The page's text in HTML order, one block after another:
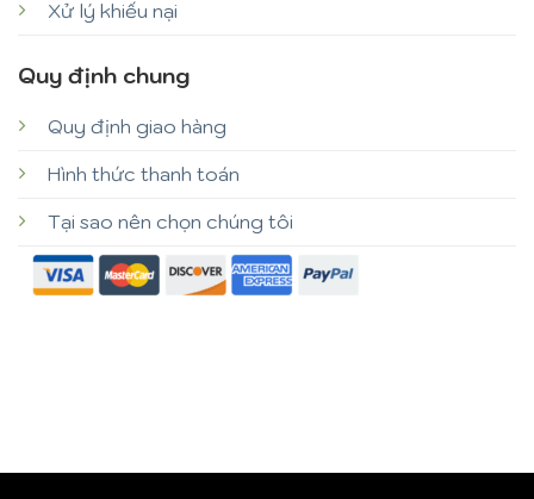
Xử lý khiếu nại
Quy định chung
Quy định giao hàng
Hình thức thanh toán
Tại sao nên chọn chúng tôi